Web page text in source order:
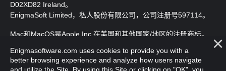
D02XD82 Ireland。
EnigmaSoft Limited，私人股份有限公司，公司注册号597114。
Mac和MacOS是Apple Inc.在美国和其他国家/地区的注册商标。
版权所有2016-2026。EnigmaSoft Ltd. 保留所有权利。
Enigmasoftware.com uses cookies to provide you with a
better browsing experience and analyze how users navigate